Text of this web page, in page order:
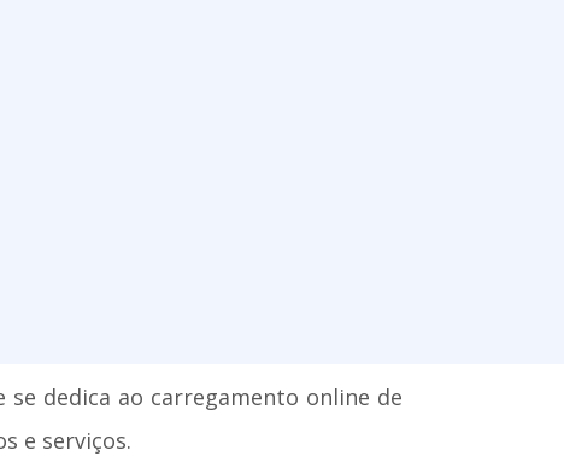
se dedica ao carregamento online de
e serviços.